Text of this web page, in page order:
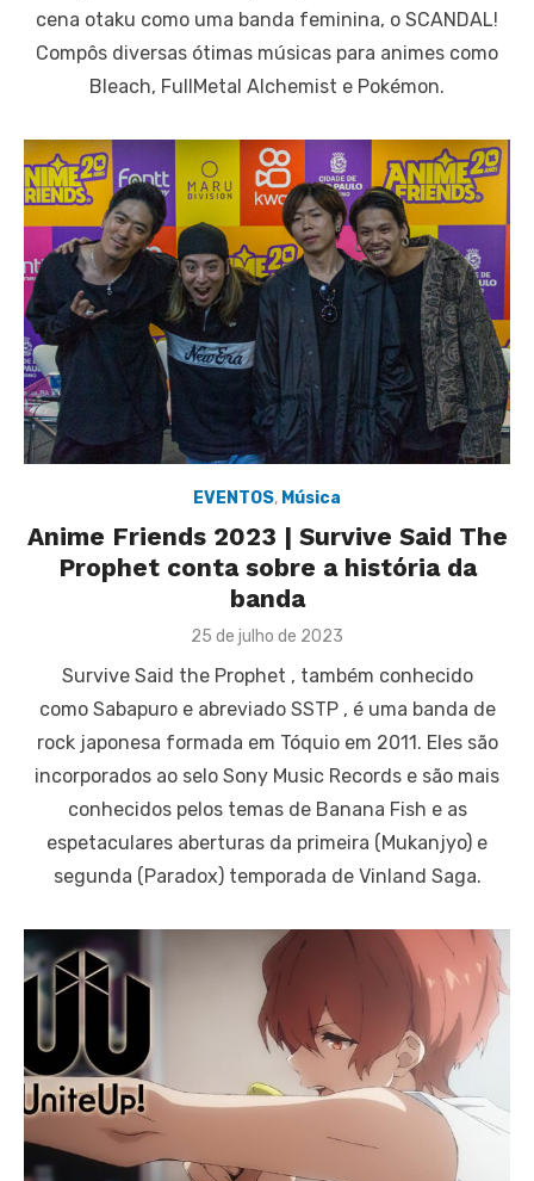
cena otaku como uma banda feminina, o SCANDAL!
Compôs diversas ótimas músicas para animes como
Bleach, FullMetal Alchemist e Pokémon.
EVENTOS, Música
Anime Friends 2023 | Survive Said The
Prophet conta sobre a história da
banda
Posted
25 de julho de 2023
Survive Said the Prophet , também conhecido
como Sabapuro e abreviado SSTP , é uma banda de
rock japonesa formada em Tóquio em 2011. Eles são
incorporados ao selo Sony Music Records e são mais
conhecidos pelos temas de Banana Fish e as
espetaculares aberturas da primeira (Mukanjyo) e
segunda (Paradox) temporada de Vinland Saga.